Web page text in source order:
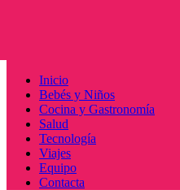
Menú
principal
Inicio
Bebés y Niños
Cocina y Gastronomía
Salud
Tecnología
Viajes
Equipo
Contacta